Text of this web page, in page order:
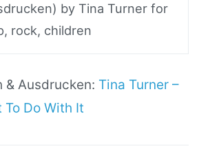
by Tina Turner for
rock, children
& Ausdrucken: Tina Turner –
To Do With It